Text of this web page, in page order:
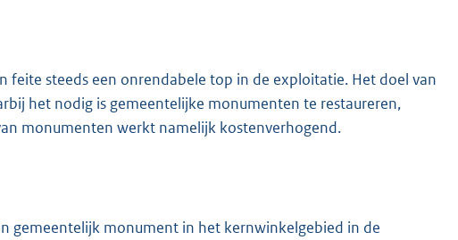
steeds een onrendabele top in de exploitatie. Het doel van
het nodig is gemeentelijke monumenten te restaureren,
monumenten werkt namelijk kostenverhogend.
gemeentelijk monument in het kernwinkelgebied in de